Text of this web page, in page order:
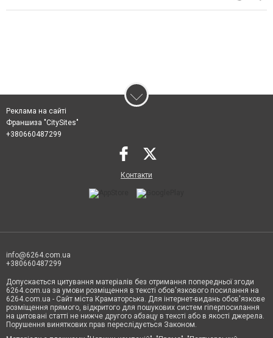
Реклама на сайті
Франшиза "CitySites"
+380660487299
Контакти
info@6264.com.ua
+380660487299
Допускається цитування матеріалів без отримання попередньої згоди
6264.com.ua за умови розміщення в тексті обов'язкового посилання на
6264.com.ua - Сайт міста Краматорська. Для інтернет-видань обов'язкове
розміщення прямого, відкритого для пошукових систем гіперпосилання
на цитовані статті не нижче другого абзацу в тексті або в якості джерела.
Порушення виняткових прав переслідується Законом.